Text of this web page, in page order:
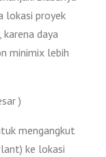
lokasi proyek
daya
minimix lebih
)
mengangkut
ke lokasi